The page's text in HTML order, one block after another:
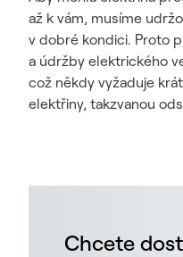
až k vám, musíme
v dobré kondici. Proto
a údržby elektrického
což někdy vyžaduje
elektřiny, takzvanou
Chcete